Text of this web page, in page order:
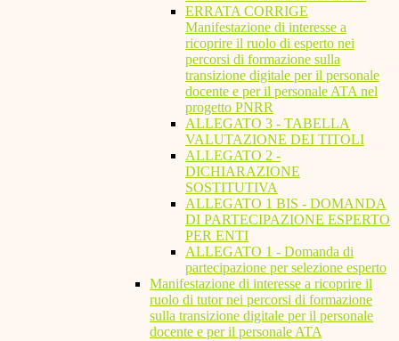
ERRATA CORRIGE
Manifestazione di interesse a
ricoprire il ruolo di esperto nei
percorsi di formazione sulla
transizione digitale per il personale
docente e per il personale ATA nel
progetto PNRR
ALLEGATO 3 - TABELLA
VALUTAZIONE DEI TITOLI
ALLEGATO 2 -
DICHIARAZIONE
SOSTITUTIVA
ALLEGATO 1 BIS - DOMANDA
DI PARTECIPAZIONE ESPERTO
PER ENTI
ALLEGATO 1 - Domanda di
partecipazione per selezione esperto
Manifestazione di interesse a ricoprire il
ruolo di tutor nei percorsi di formazione
sulla transizione digitale per il personale
docente e per il personale ATA